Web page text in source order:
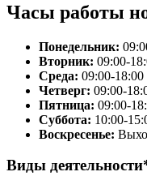
Часы работы
Понедельник:
Вторник: 09:00-
Среда: 09:00-18:00
Четверг: 09:00-
Пятница: 09:00-
Суббота: 10:00-
Воскресенье:
Виды